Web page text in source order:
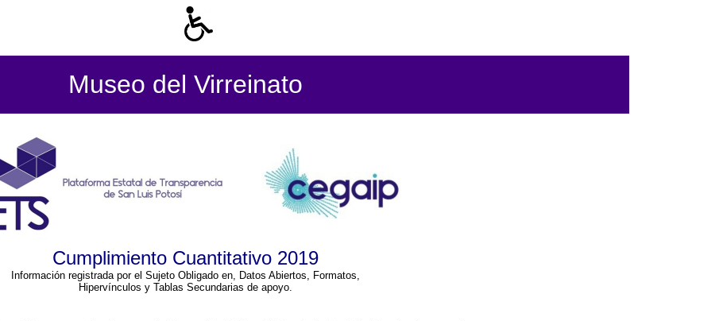
Museo del Virreinato
Cumplimiento Cuantitativo 2019
Información registrada por el Sujeto Obligado en, Datos Abiertos, Formatos,
Hipervínculos y Tablas Secundarias de apoyo.